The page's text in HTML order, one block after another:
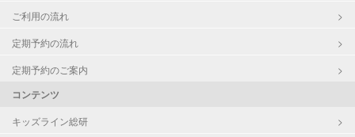
ご利用の流れ
定期予約の流れ
定期予約のご案内
コンテンツ
キッズライン総研